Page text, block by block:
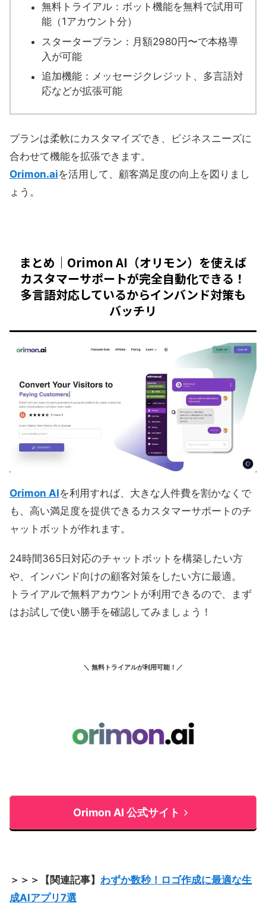
無料トライアル：ボット機能を無料で試用可
能（1アカウント分）
スタータープラン：月額2980円〜で本格導
入が可能
追加機能：メッセージクレジット、多言語対
応などが拡張可能
プランは柔軟にカスタマイズでき、ビジネスニーズに
合わせて機能を拡張できます。
Orimon.aiを活用して、顧客満足度の向上を図りまし
ょう。
まとめ｜Orimon AI（オリモン）を使えば
カスタマーサポートが完全自動化できる！
多言語対応しているからインバンド対策も
バッチリ
Orimon AIを利用すれば、大きな人件費を割かなくで
も、高い満足度を提供できるカスタマーサポートのチ
ャットボットが作れます。
24時間365日対応のチャットボットを構築したい方
や、インバンド向けの顧客対策をしたい方に最適。
トライアルで無料アカウントが利用できるので、まず
はお試しで使い勝手を確認してみましょう！
＼ 無料トライアルが利用可能！／
Orimon AI 公式サイト
＞＞＞【関連記事】 わずか数秒！ロゴ作成に最適な生
成AIアプリ7選